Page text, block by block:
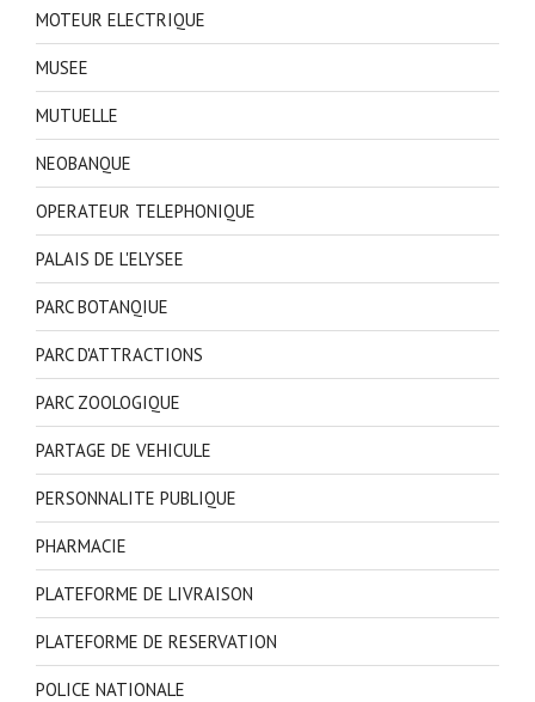
MOTEUR ELECTRIQUE
MUSEE
MUTUELLE
NEOBANQUE
OPERATEUR TELEPHONIQUE
PALAIS DE L'ELYSEE
PARC BOTANQIUE
PARC D'ATTRACTIONS
PARC ZOOLOGIQUE
PARTAGE DE VEHICULE
PERSONNALITE PUBLIQUE
PHARMACIE
PLATEFORME DE LIVRAISON
PLATEFORME DE RESERVATION
POLICE NATIONALE